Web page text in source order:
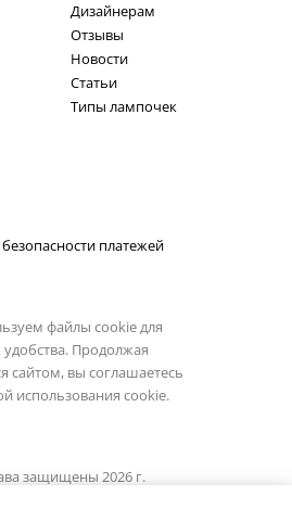
Дизайнерам
Отзывы
Новости
Статьи
Типы лампочек
платежей
файлы cookie для
Продолжая
сайтом, вы соглашаетесь
использования cookie.
защищены 2026 г.